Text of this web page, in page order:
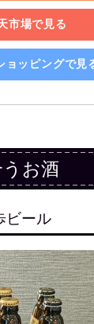
市場で見る
ッピングで見
お酒
ビール